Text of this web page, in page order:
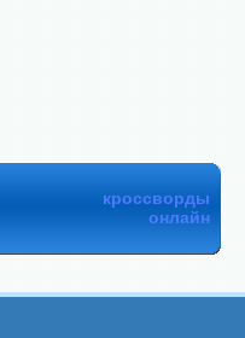
кроссворды
онлайн